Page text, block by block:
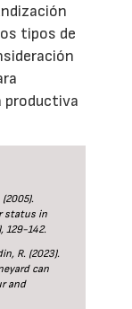
tipos de
productiva
(2005).
status in
129-142.
R. (2023).
can
and